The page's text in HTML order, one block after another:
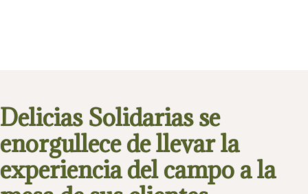
Delicias Solidarias se
enorgullece de llevar la
experiencia del campo a la